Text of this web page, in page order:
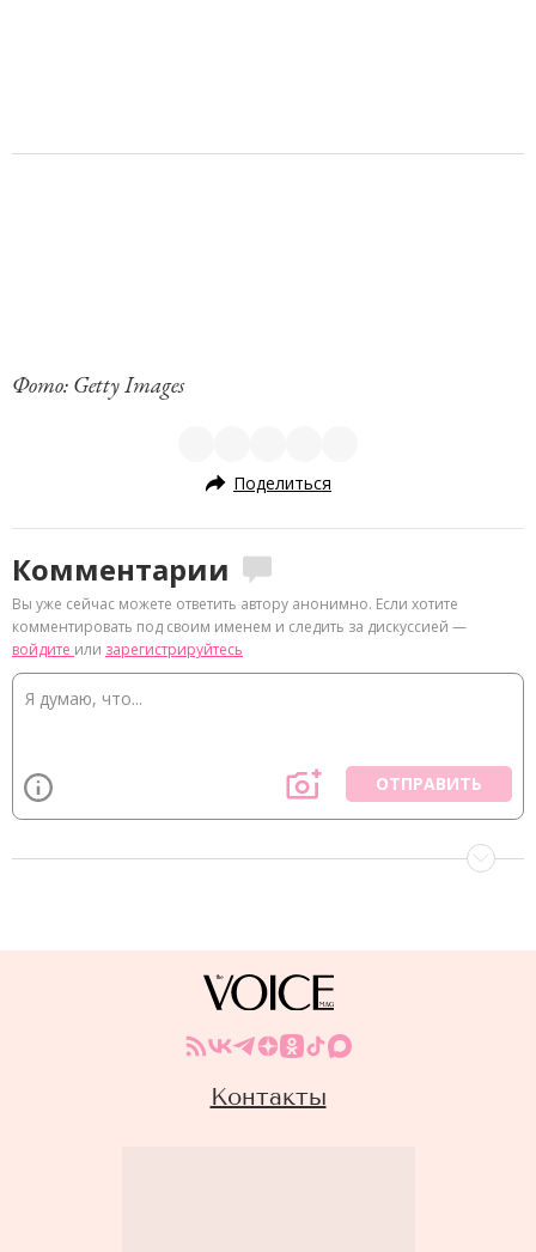
Фото: Getty Images
Поделиться
Комментарии
Вы уже сейчас можете ответить автору анонимно. Если хотите
комментировать под своим именем и следить за дискуссией —
войдите или зарегистрируйтесь
ОТПРАВИТЬ
Контакты